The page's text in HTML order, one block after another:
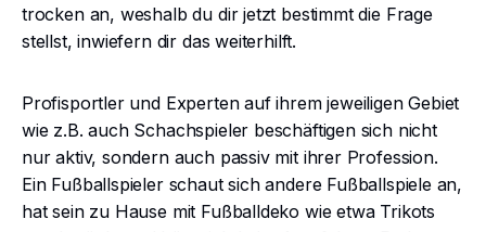
trocken an, weshalb du dir jetzt bestimmt die Frage
stellst, inwiefern dir das weiterhilft.
Profisportler und Experten auf ihrem jeweiligen Gebiet
wie z.B. auch Schachspieler beschäftigen sich nicht
nur aktiv, sondern auch passiv mit ihrer Profession.
Ein Fußballspieler schaut sich andere Fußballspiele an,
hat sein zu Hause mit Fußballdeko wie etwa Trikots